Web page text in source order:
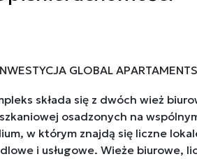
GLOBAL
składa się z dwóch wież
osadzonych na
w którym znajdą się liczne
i usługowe. Wieże biurowe,